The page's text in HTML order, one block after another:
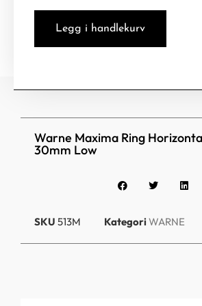
Legg i handlekurv
Warne Maxima Ring
30mm Low
SKU 513M KategoriWARNE